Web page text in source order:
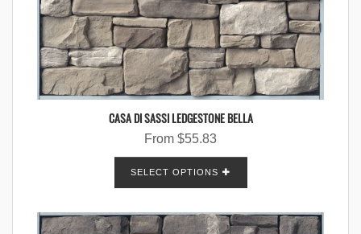
CASA DI SASSI LEDGESTONE BELLA
From $55.83
SELECT OPTIONS